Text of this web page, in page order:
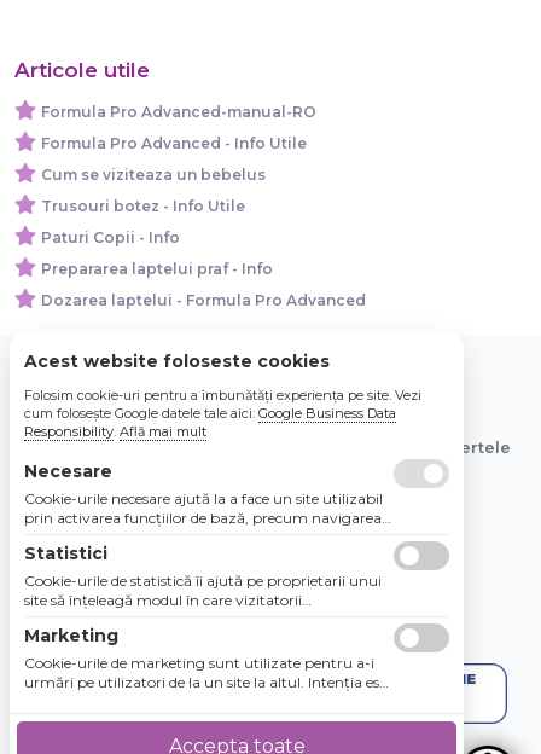
Articole utile
Formula Pro Advanced-manual-RO
Formula Pro Advanced - Info Utile
Cum se viziteaza un bebelus
Trusouri botez - Info Utile
Paturi Copii - Info
Prepararea laptelui praf - Info
Dozarea laptelui - Formula Pro Advanced
© 2026 Bebe Nou Online Store SRL
Toate preturile sunt exprimate in lei si includ tva. Ofertele
sunt valabile in limita stocului disponibil.
Acest website foloseste cookies
Folosim cookie-uri pentru a îmbunătăți experiența pe site. Vezi
cum folosește Google datele tale aici: Google Business Data
Responsibility. Află mai mult
Necesare
Cookie-urile necesare ajută la a face un site utilizabil
prin activarea funcţiilor de bază, precum navigarea
Site-ul nu poate funcţiona corespunzător fără aceste
cookie-uri.
Statistici
Cookie-urile de statistică îi ajută pe proprietarii unui
site să înţeleagă modul în care vizitatorii
raportarea informaţiilor în mod anonim.
Marketing
Cookie-urile de marketing sunt utilizate pentru a-i
urmări pe utilizatori de la un site la altul. Intenţia este
utilizatorii individuali, aşadar ele sunt mai valoroase
pentru agenţiile de puiblicitate şi părţile terţe care se
Accepta toate